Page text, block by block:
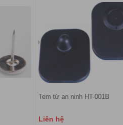
Tem từ an ninh HT-001B
Liên hệ